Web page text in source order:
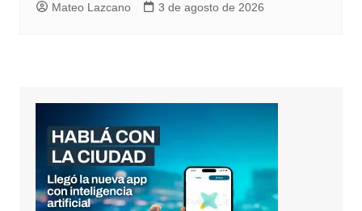
Mateo Lazcano 3 de agosto de 2026